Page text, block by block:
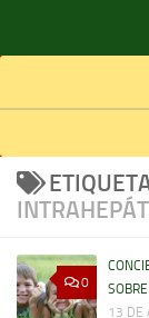
0
13 DE